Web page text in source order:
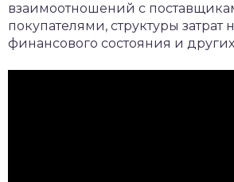
взаимоотношений с
покупателями, структуры затрат
финансового состояния и